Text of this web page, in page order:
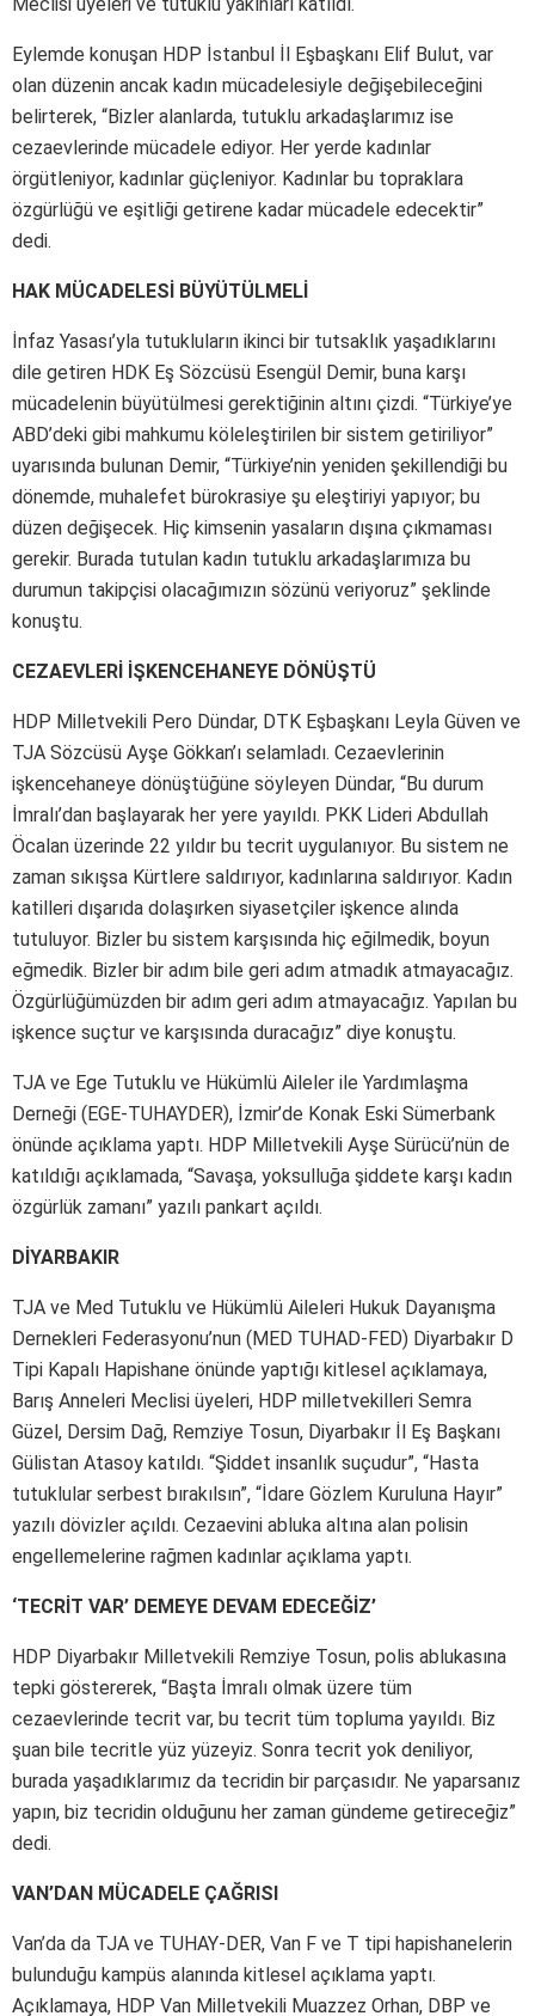
Meclisi üyeleri ve tutuklu yakınları katıldı.
Eylemde konuşan HDP İstanbul İl Eşbaşkanı Elif Bulut, var
olan düzenin ancak kadın mücadelesiyle değişebileceğini
belirterek, “Bizler alanlarda, tutuklu arkadaşlarımız ise
cezaevlerinde mücadele ediyor. Her yerde kadınlar
örgütleniyor, kadınlar güçleniyor. Kadınlar bu topraklara
özgürlüğü ve eşitliği getirene kadar mücadele edecektir”
dedi.
HAK MÜCADELESİ BÜYÜTÜLMELİ
İnfaz Yasası’yla tutukluların ikinci bir tutsaklık yaşadıklarını
dile getiren HDK Eş Sözcüsü Esengül Demir, buna karşı
mücadelenin büyütülmesi gerektiğinin altını çizdi. “Türkiye’ye
ABD’deki gibi mahkumu köleleştirilen bir sistem getiriliyor”
uyarısında bulunan Demir, “Türkiye’nin yeniden şekillendiği bu
dönemde, muhalefet bürokrasiye şu eleştiriyi yapıyor; bu
düzen değişecek. Hiç kimsenin yasaların dışına çıkmaması
gerekir. Burada tutulan kadın tutuklu arkadaşlarımıza bu
durumun takipçisi olacağımızın sözünü veriyoruz” şeklinde
konuştu.
CEZAEVLERİ İŞKENCEHANEYE DÖNÜŞTÜ
HDP Milletvekili Pero Dündar, DTK Eşbaşkanı Leyla Güven ve
TJA Sözcüsü Ayşe Gökkan’ı selamladı. Cezaevlerinin
işkencehaneye dönüştüğüne söyleyen Dündar, “Bu durum
İmralı’dan başlayarak her yere yayıldı. PKK Lideri Abdullah
Öcalan üzerinde 22 yıldır bu tecrit uygulanıyor. Bu sistem ne
zaman sıkışsa Kürtlere saldırıyor, kadınlarına saldırıyor. Kadın
katilleri dışarıda dolaşırken siyasetçiler işkence alında
tutuluyor. Bizler bu sistem karşısında hiç eğilmedik, boyun
eğmedik. Bizler bir adım bile geri adım atmadık atmayacağız.
Özgürlüğümüzden bir adım geri adım atmayacağız. Yapılan bu
işkence suçtur ve karşısında duracağız” diye konuştu.
TJA ve Ege Tutuklu ve Hükümlü Aileler ile Yardımlaşma
Derneği (EGE-TUHAYDER), İzmir’de Konak Eski Sümerbank
önünde açıklama yaptı. HDP Milletvekili Ayşe Sürücü’nün de
katıldığı açıklamada, “Savaşa, yoksulluğa şiddete karşı kadın
özgürlük zamanı” yazılı pankart açıldı.
DİYARBAKIR
TJA ve Med Tutuklu ve Hükümlü Aileleri Hukuk Dayanışma
Dernekleri Federasyonu’nun (MED TUHAD-FED) Diyarbakır D
Tipi Kapalı Hapishane önünde yaptığı kitlesel açıklamaya,
Barış Anneleri Meclisi üyeleri, HDP milletvekilleri Semra
Güzel, Dersim Dağ, Remziye Tosun, Diyarbakır İl Eş Başkanı
Gülistan Atasoy katıldı. “Şiddet insanlık suçudur”, “Hasta
tutuklular serbest bırakılsın”, “İdare Gözlem Kuruluna Hayır”
yazılı dövizler açıldı. Cezaevini abluka altına alan polisin
engellemelerine rağmen kadınlar açıklama yaptı.
‘TECRİT VAR’ DEMEYE DEVAM EDECEĞİZ’
HDP Diyarbakır Milletvekili Remziye Tosun, polis ablukasına
tepki göstererek, “Başta İmralı olmak üzere tüm
cezaevlerinde tecrit var, bu tecrit tüm topluma yayıldı. Biz
şuan bile tecritle yüz yüzeyiz. Sonra tecrit yok deniliyor,
burada yaşadıklarımız da tecridin bir parçasıdır. Ne yaparsanız
yapın, biz tecridin olduğunu her zaman gündeme getireceğiz”
dedi.
VAN’DAN MÜCADELE ÇAĞRISI
Van’da da TJA ve TUHAY-DER, Van F ve T tipi hapishanelerin
bulunduğu kampüs alanında kitlesel açıklama yaptı.
Açıklamaya, HDP Van Milletvekili Muazzez Orhan, DBP ve